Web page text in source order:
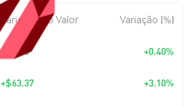
Variação do Valor Variação (%)
+ $8.40 +0.40%
+$63.37 +3.10%